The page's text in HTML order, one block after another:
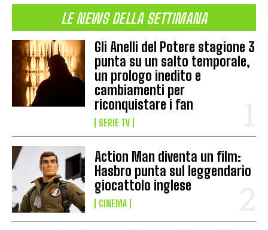
LE NEWS DELLA SETTIMANA
Gli Anelli del Potere stagione 3
punta su un salto temporale,
un prologo inedito e
cambiamenti per
riconquistare i fan
SERIE TV
Action Man diventa un film:
Hasbro punta sul leggendario
giocattolo inglese
CINEMA